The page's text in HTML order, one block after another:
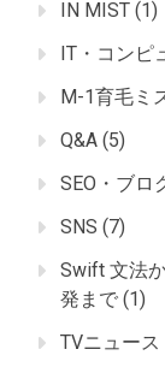
IN MIST (1)
IT・コンピ
M-1育毛ミ
Q&A (5)
SEO・ブロ
SNS (7)
Swift 文法
発まで (1)
TVニュース